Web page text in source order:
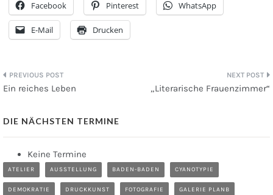
Facebook Pinterest WhatsApp
E-Mail Drucken
Beitragsnavigation
Ein reiches Leben „Literarische Frauenzimmer“
DIE NÄCHSTEN TERMINE
Keine Termine
ATELIER AUSSTELLUNG BADEN-BADEN CYANOTYPIE
DEMOKRATIE DRUCKKUNST FOTOGRAFIE GALERIE PLANB